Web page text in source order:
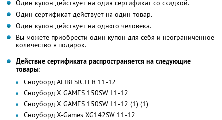
Один купон действует на один сертификат со скидкой.
Один сертификат действует на один товар.
Один купон действует на одного человека.
Вы можете приобрести один купон для себя и неограниченное
количество в подарок.
Действие сертификата распространяется на следующие
товары:
Сноуборд ALIBI SICTER 11-12
Сноуборд X GAMES 150SW 11-12
Сноуборд X GAMES 150SW 11-12 (1) (1)
Сноуборд X-Games XG142SW 11-12